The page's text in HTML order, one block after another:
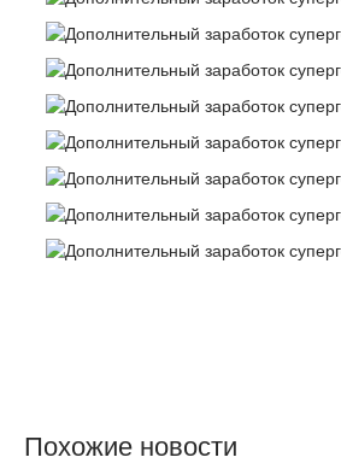
Похожие новости